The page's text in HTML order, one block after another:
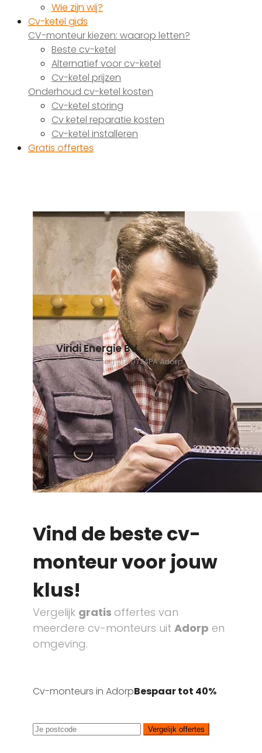
Wie zijn wij?
Cv-ketel gids
CV-monteur kiezen: waarop letten?
Beste cv-ketel
Alternatief voor cv-ketel
Cv-ketel prijzen
Onderhoud cv-ketel kosten
Cv-ketel storing
Cv ketel reparatie kosten
Cv-ketel installeren
Gratis offertes
Viridi Energie BV
Provincialeweg 29, 9774PA Adorp
Vind de beste cv-
monteur voor jouw
klus!
Vergelijk gratis offertes van
meerdere cv-monteurs uit Adorp en
omgeving.
Cv-monteurs in AdorpBespaar tot 40%
Vergelijk offertes